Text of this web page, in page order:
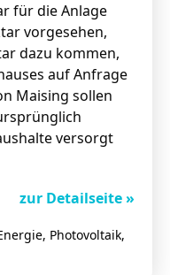
für die Anlage
vorgesehen,
dazu kommen,
auf Anfrage
Maising sollen
versorgt
zur Detailseite »
Photovoltaik,